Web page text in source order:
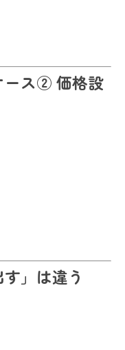
ース② 価格設
」は違う